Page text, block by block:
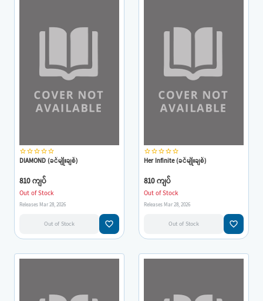
star_borderstar_borderstar_borderstar_borderstar_border
DIAMOND (ခင်မျိုးချစ်)
810 ကျပ်
Out of Stock
Releases Mar 28, 2026
Out of Stock favorite_border
star_borderstar_borderstar_borderstar_borderstar_border
Her Infinite (ခင်မျိုးချစ်)
810 ကျပ်
Out of Stock
Releases Mar 28, 2026
Out of Stock favorite_border